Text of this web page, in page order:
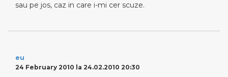
sau pe jos, caz in care i-mi cer scuze.
eu
24 February 2010 la 24.02.2010 20:30